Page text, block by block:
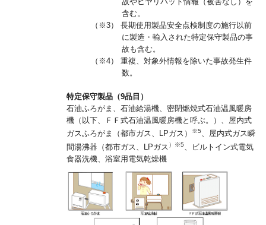
含む。
（※3） 長期使用製品安全点検制度の施行以前
に製造・輸入された特定保守製品の事
故も含む。
（※4） 重複、対象外情報を除いた事故発生件
数。
特定保守製品（9品目）
石油ふろがま、石油給湯機、密閉燃焼式石油温風暖房
機（以下、ＦＦ式石油温風暖房機と呼ぶ。）、屋内式
ガスふろがま（都市ガス、LPガス）
※5、屋内式ガス瞬
間湯沸器（都市ガス、LPガス ）※5
、ビルトイン式電気
食器洗機、浴室用電気乾燥機